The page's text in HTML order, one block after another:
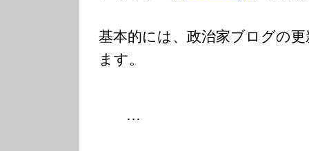
基本的には、政治家ブログの
ます。
…